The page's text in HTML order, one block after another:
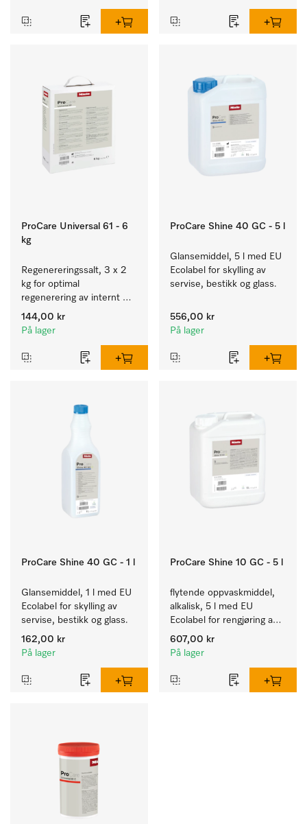
ProCare Universal 61 - 6
kg
Regenereringssalt, 3 x 2
kg for optimal
regenerering av internt
kalkfilter.
144,00 kr
På lager
ProCare Shine 40 GC - 5 l
Glansemiddel, 5 l med EU
Ecolabel for skylling av
servise, bestikk og glass.
556,00 kr
På lager
ProCare Shine 40 GC - 1 l
Glansemiddel, 1 l med EU
Ecolabel for skylling av
servise, bestikk og glass.
162,00 kr
På lager
ProCare Shine 10 GC - 5 l
flytende oppvaskmiddel,
alkalisk, 5 l med EU
Ecolabel for rengjøring av
daglig smuss på servise,
bestikk og glass.
607,00 kr
På lager